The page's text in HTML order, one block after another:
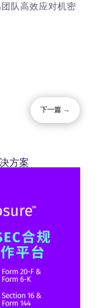
队高效应对机密
下一篇 →
方案